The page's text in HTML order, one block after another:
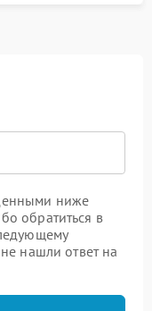
ниже
обратиться в
нашли ответ на